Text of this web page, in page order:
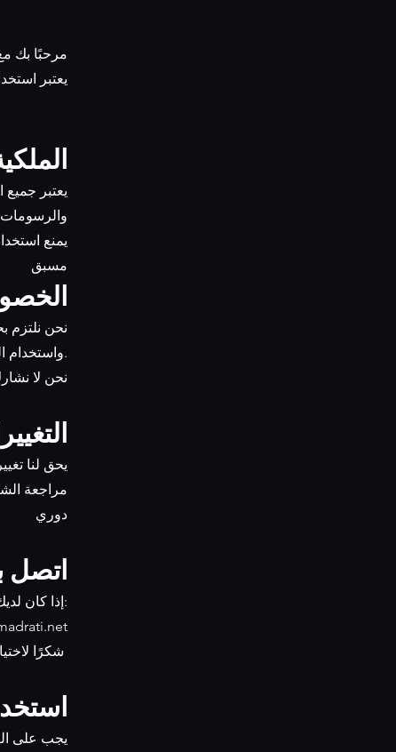
مرحبًا بك
يعتبر
1.
والرسومات
مسبق
2.
واستخدام البيانات الشخصية.
4.2 نحن لا
3.
مراجعة
دوري
اتصل
إذا كان لديك أي أسئلة حول شروط الاستخدام، يرجى الاتصال بنا عبر البريد الإلكتروني:
4.